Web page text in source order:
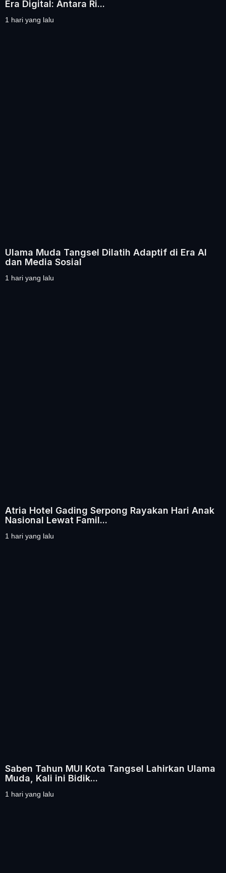
Era Digital: Antara Ri...
1 hari yang lalu
Ulama Muda Tangsel Dilatih Adaptif di Era AI
dan Media Sosial
1 hari yang lalu
Atria Hotel Gading Serpong Rayakan Hari Anak
Nasional Lewat Famil...
1 hari yang lalu
Saben Tahun MUI Kota Tangsel Lahirkan Ulama
Muda, Kali ini Bidik...
1 hari yang lalu